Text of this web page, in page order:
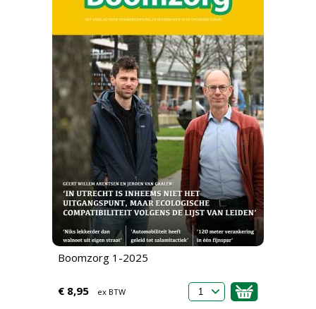
Boomzorg 1-2025
€ 8,95 ex BTW